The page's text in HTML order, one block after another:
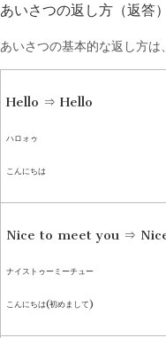
あいさつの返し方（返答）
あいさつの基本的な返し方は
Hello ⇒ Hello
ハロォゥ
こんにちは
Nice to meet you ⇒
ナイストゥーミーチュー
こんにちは(初めまして)